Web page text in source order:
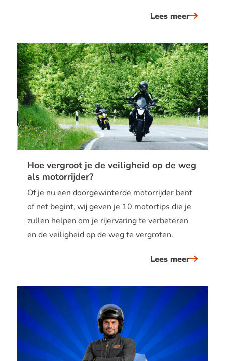
Lees meer
Hoe vergroot je de veiligheid op de weg
als motorrijder?
Of je nu een doorgewinterde motorrijder bent
of net begint, wij geven je 10 motortips die je
zullen helpen om je rijervaring te verbeteren
en de veiligheid op de weg te vergroten.
Lees meer